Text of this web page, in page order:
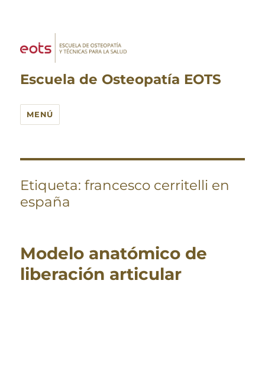
Escuela de Osteopatía EOTS
MENÚ
Etiqueta:francesco cerritelli en
españa
Modelo anatómico de
liberación articular